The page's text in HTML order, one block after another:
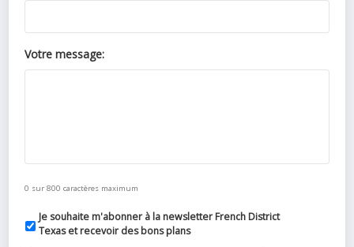
Votre message:
0 sur 800 caractères maximum
Je souhaite m'abonner à la newsletter French District
Texas et recevoir des bons plans